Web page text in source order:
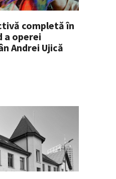
completă în
a operei
Andrei Ujică